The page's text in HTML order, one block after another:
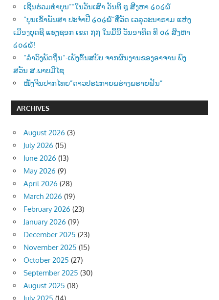
ເຊີນຮ່ວມທຳບຸນ””ໃນວັນເສົາ ວັນທີ ໘ ສີງຫາ ໒໐໒໖
“ບຸນເຂົ້າພັນສາ ປະຈຳປີ ໒໐໒໖”ທີ່ວັດ ເວລຸວະນາຣາມ ແຫ່ງ
ເມືອງບຸດຊີ ແຊງຊອກ ເຂດ ໗໗ ໃນມື້ນີ້ ວັນອາທີດ ທີ ໐໒ ສີງຫາ
໒໐໒໖!
“ລຳວົງພັດຖິ່ນ“-ເພັງຕົ້ນສບັບ ຈາກຜົນງານຂອງອາຈານ ພົງ
ສວັນ ສ.ພາບມີໄຊ
ໜັງຈີນປາກໄທຍ”ດາວປຣະກາຍພຣ່າງພຣາຍຝັນ”
ARCHIVES
August 2026 (3)
July 2026 (15)
June 2026 (13)
May 2026 (9)
April 2026 (28)
March 2026 (19)
February 2026 (23)
January 2026 (19)
December 2025 (23)
November 2025 (15)
October 2025 (27)
September 2025 (30)
August 2025 (18)